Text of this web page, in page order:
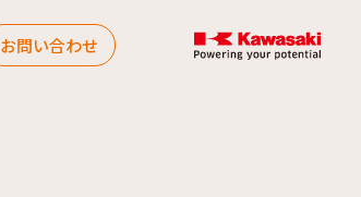
お問い合わせ